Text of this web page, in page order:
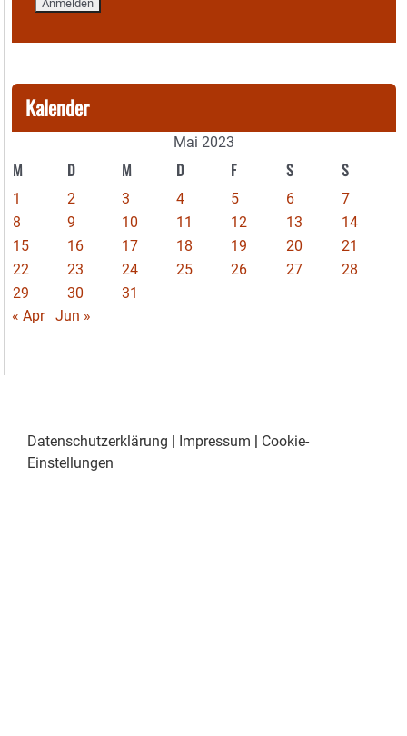
Kalender
Mai 2023
M D M D F S S
1 2 3 4 5 6
7
8
9 10 11 12 13
14
15
16 17 18 19 20
21
22
23 24 25 26 27
28
29
30
31
« Apr
Jun »
Datenschutzerklärung Impressum
Cookie-
Einstellungen